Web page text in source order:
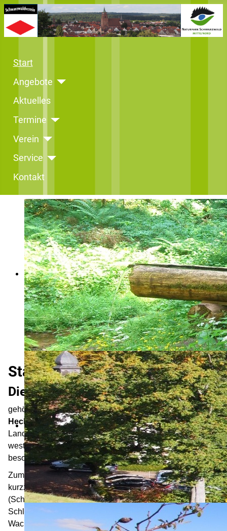
Start
Angebote
Aktuelles
Termine
Verein
Service
Kontakt
Start
Die Landschaft um Weil der Stadt…
gehört zum Übergang vomNordschwarzwaldzum
Heckengäu
. Die östlich liegenden, von
Landwirtschaft geprägten Gäulandschaften und der
westlich folgende waldreiche Nordschwarzwald sind von
besonderem Reiz:
Zum einen gibt es die allgegenwärtigen – im Frühjahr
kurzzeitig herrlich weiß blühenden Schwarzdornhecken
(Schlehen) - deswegen nennt man ein Teilgebiet auch
Schlehengäu- zum anderen auf den Höhen einladende
Wacholderheiden mit Silberdisteln, Küchenschellen wie